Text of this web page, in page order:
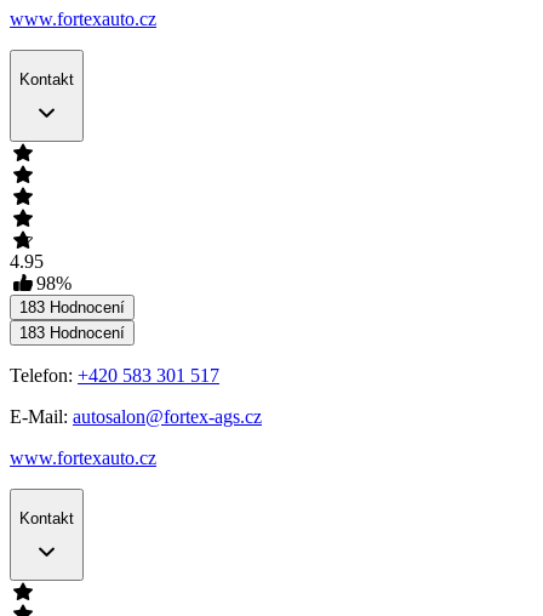
www.fortexauto.cz
Kontakt
4.95
98%
183 Hodnocení
183 Hodnocení
Telefon: +420 583 301 517
E-Mail: autosalon@fortex-ags.cz
www.fortexauto.cz
Kontakt